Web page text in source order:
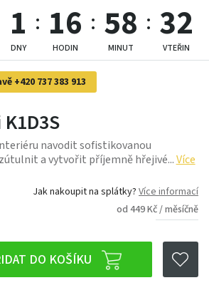
1
DNY
16
HODIN
58
MINUT
29
VTEŘIN
+420 737 383 913
navodit sofistikovanou
a vytvořit příjemně hřejivé...Více
Jak nakoupit na splátky? Více informací
od 449 Kč / měsíčně
DO KOŠÍKU